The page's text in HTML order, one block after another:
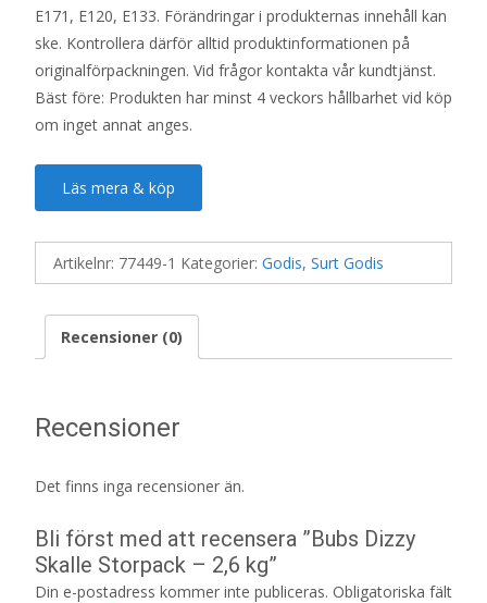
E171, E120, E133. Förändringar i produkternas innehåll kan
ske. Kontrollera därför alltid produktinformationen på
originalförpackningen. Vid frågor kontakta vår kundtjänst.
Bäst före: Produkten har minst 4 veckors hållbarhet vid köp
om inget annat anges.
Läs mera & köp
Artikelnr: 77449-1 Kategorier: Godis, Surt Godis
Recensioner (0)
Recensioner
Det finns inga recensioner än.
Bli först med att recensera ”Bubs Dizzy
Skalle Storpack – 2,6 kg”
Din e-postadress kommer inte publiceras. Obligatoriska fält